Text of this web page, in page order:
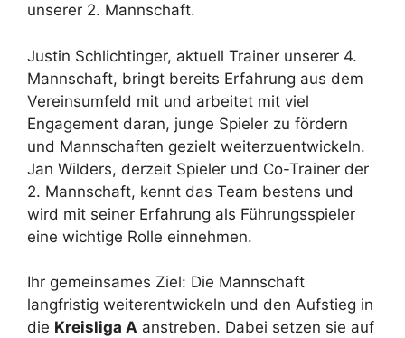
unserer 2. Mannschaft.
Justin Schlichtinger, aktuell Trainer unserer 4.
Mannschaft, bringt bereits Erfahrung aus dem
Vereinsumfeld mit und arbeitet mit viel
Engagement daran, junge Spieler zu fördern
und Mannschaften gezielt weiterzuentwickeln.
Jan Wilders, derzeit Spieler und Co-Trainer der
2. Mannschaft, kennt das Team bestens und
wird mit seiner Erfahrung als Führungsspieler
eine wichtige Rolle einnehmen.
Ihr gemeinsames Ziel: Die Mannschaft
langfristig weiterentwickeln und den Aufstieg in
die Kreisliga A anstreben. Dabei setzen sie auf